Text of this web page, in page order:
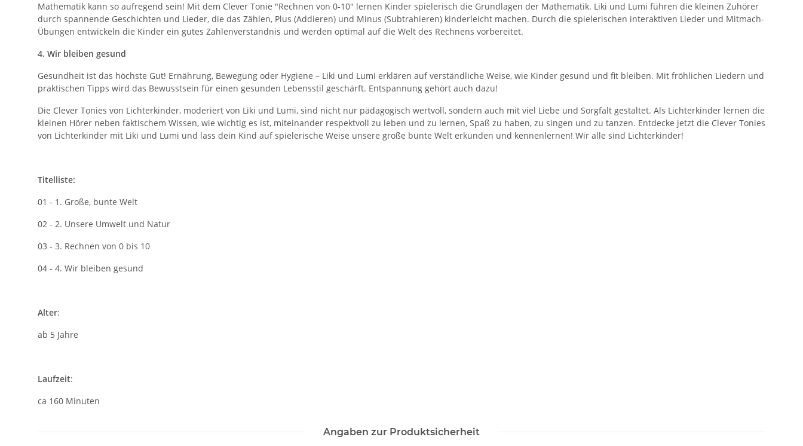
Mathematik kann so aufregend sein! Mit dem Clever Tonie "Rechnen von 0-10" lernen Kinder spielerisch die Grundlagen der Mathematik. Liki und Lumi führen die kleinen Zuhörer
durch spannende Geschichten und Lieder, die das Zählen, Plus (Addieren) und Minus (Subtrahieren) kinderleicht machen. Durch die spielerischen interaktiven Lieder und Mitmach-
Übungen entwickeln die Kinder ein gutes Zahlenverständnis und werden optimal auf die Welt des Rechnens vorbereitet.
4. Wir bleiben gesund
Gesundheit ist das höchste Gut! Ernährung, Bewegung oder Hygiene – Liki und Lumi erklären auf verständliche Weise, wie Kinder gesund und fit bleiben. Mit fröhlichen Liedern und
praktischen Tipps wird das Bewusstsein für einen gesunden Lebensstil geschärft. Entspannung gehört auch dazu!
Die Clever Tonies von Lichterkinder, moderiert von Liki und Lumi, sind nicht nur pädagogisch wertvoll, sondern auch mit viel Liebe und Sorgfalt gestaltet. Als Lichterkinder lernen die
kleinen Hörer neben faktischem Wissen, wie wichtig es ist, miteinander respektvoll zu leben und zu lernen, Spaß zu haben, zu singen und zu tanzen. Entdecke jetzt die Clever Tonies
von Lichterkinder mit Liki und Lumi und lass dein Kind auf spielerische Weise unsere große bunte Welt erkunden und kennenlernen! Wir alle sind Lichterkinder!
Titelliste:
01 - 1. Große, bunte Welt
02 - 2. Unsere Umwelt und Natur
03 - 3. Rechnen von 0 bis 10
04 - 4. Wir bleiben gesund
Alter:
ab 5 Jahre
Laufzeit:
ca 160 Minuten
Angaben zur Produktsicherheit